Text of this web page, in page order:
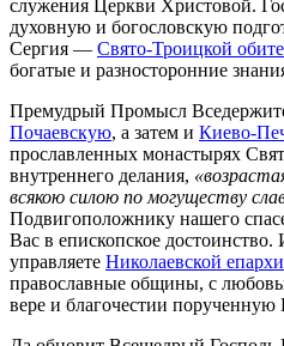
служения Церкви Христовой.
духовную и богословскую
Сергия — Свято-Троицкой
богатые и разносторонние
Премудрый Промысл
Почаевскую, а затем и Киево-
прославленных монастырях
внутреннего делания,
всякою силою по могуществу
Подвигоположнику нашего
Вас в епископское
управляете Николаевской
православные общины, с
вере и благочестии порученную